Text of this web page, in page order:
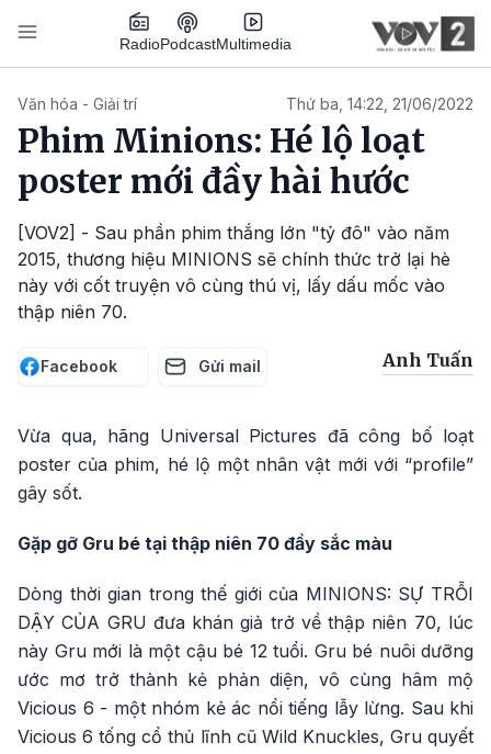
Nhảy đến nội dung
RadioPodcastMultimedia
Văn hóa - Giải trí Thứ ba, 14:22, 21/06/2022
Phim Minions: Hé lộ loạt
poster mới đầy hài hước
[VOV2] - Sau phần phim thắng lớn "tỷ đô" vào năm
2015, thương hiệu MINIONS sẽ chính thức trở lại hè
này với cốt truyện vô cùng thú vị, lấy dấu mốc vào
thập niên 70.
Facebook Gửi mail Anh Tuấn
Vừa qua, hãng Universal Pictures đã công bố loạt
poster của phim, hé lộ một nhân vật mới với “profile”
gây sốt.
Gặp gỡ Gru bé tại thập niên 70 đầy sắc màu
Dòng thời gian trong thế giới của MINIONS: SỰ TRỖI
DẬY CỦA GRU đưa khán giả trở về thập niên 70, lúc
này Gru mới là một cậu bé 12 tuổi. Gru bé nuôi dưỡng
ước mơ trở thành kẻ phản diện, vô cùng hâm mộ
Vicious 6 - một nhóm kẻ ác nổi tiếng lẫy lừng. Sau khi
Vicious 6 tống cổ thủ lĩnh cũ Wild Knuckles, Gru quyết